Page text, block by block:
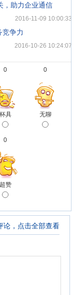
，助力企业通信
2016-11-09 10:00:33
竞争力
2016-10-26 10:24:07
0
杯具
0
无聊
0
超赞